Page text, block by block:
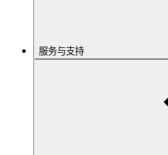
服务与支持